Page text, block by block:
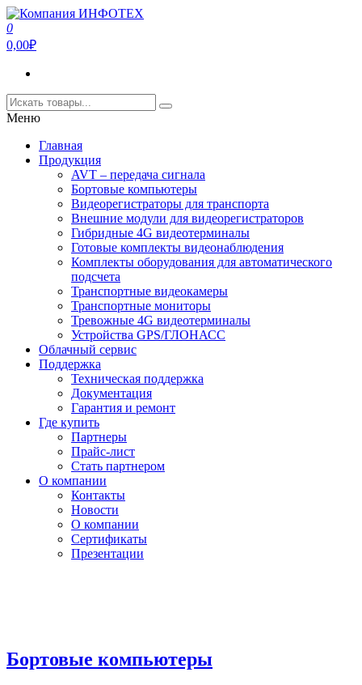
Перейти
к
содержимому
Компания ИНФОТЕХ
Компания ИНФОТЕХ занимается производством
оборудования для передачи видеосигнала,а так же
видеорегистраторов и ПО для подсчета пассажиропотока.
0
0,00₽
Меню
Главная
Продукция
AVT – передача сигнала
Бортовые компьютеры
Видеорегистраторы для транспорта
Внешние модули для видеорегистраторов
Гибридные 4G видеотерминалы
Готовые комплекты видеонаблюдения
Комплекты оборудования для автоматического
подсчета
Транспортные видеокамеры
Транспортные мониторы
Тревожные 4G видеотерминалы
Устройства GPS/ГЛОНАСС
Облачный сервис
Поддержка
Техническая поддержка
Документация
Гарантия и ремонт
Где купить
Партнеры
Прайс-лист
Стать партнером
О компании
Контакты
Новости
О компании
Сертификаты
Презентации
Бортовые компьютеры